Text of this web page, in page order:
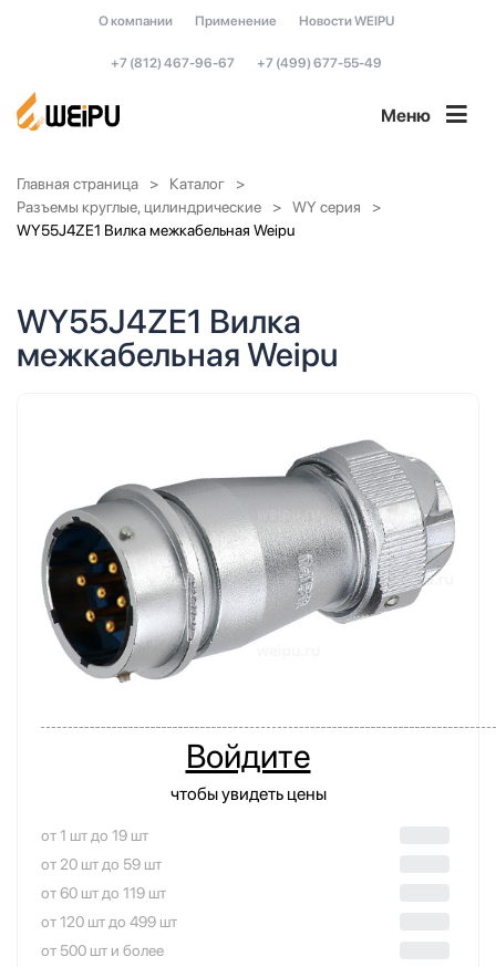
О компании Применение Новости WEIPU
+7 (812) 467-96-67 +7 (499) 677-55-49
Меню
Главная страница
Каталог
Разъемы круглые, цилиндрические
WY серия
WY55J4ZE1 Вилка межкабельная Weipu
WY55J4ZE1 Вилка
межкабельная Weipu
Войдите
чтобы увидеть цены
от 1 шт до 19 шт
от 20 шт до 59 шт
от 60 шт до 119 шт
от 120 шт до 499 шт
от 500 шт и более